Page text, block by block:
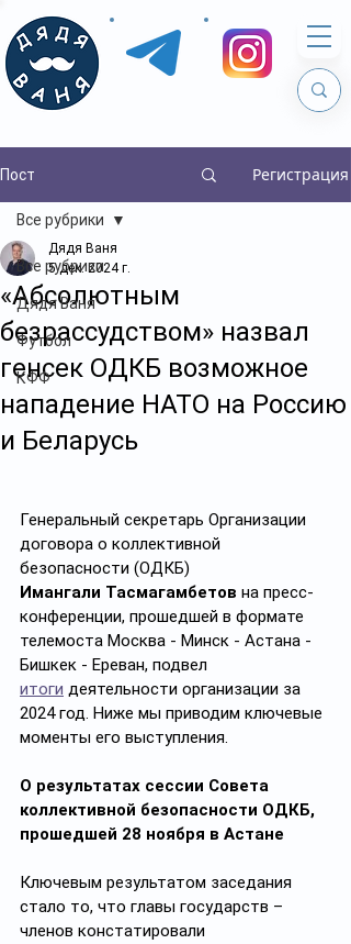
Пост Регистрация
Все рубрики
Дядя Ваня
Футбол
КФФ
Все рубрики
«Абсолютным
безрассудством» назвал
генсек ОДКБ возможное
нападение НАТО на Россию
и Беларусь
Дядя Ваня
5 дек. 2024 г.
Генеральный секретарь Организации
договора о коллективной
безопасности (ОДКБ)
Имангали Тасмагамбетов на пресс-
конференции, прошедшей в формате
телемоста Москва - Минск - Астана -
Бишкек - Ереван, подвел
итоги деятельности организации за
2024 год. Ниже мы приводим ключевые
моменты его выступления.
О результатах сессии Совета
коллективной безопасности ОДКБ,
прошедшей 28 ноября в Астане
Ключевым результатом заседания
стало то, что главы государств –
членов констатировали